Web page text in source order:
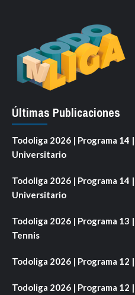
Últimas Publicaciones
Todoliga 2026 | Programa 14
Universitario
Todoliga 2026 | Programa 14
Universitario
Todoliga 2026 | Programa 13
Tennis
Todoliga 2026 | Programa 12
Todoliga 2026 | Programa 12